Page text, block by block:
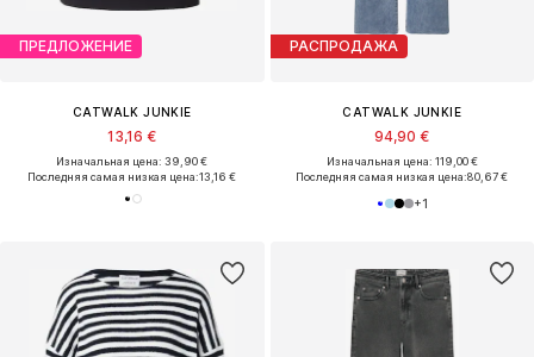
ПРЕДЛОЖЕНИЕ
CATWALK JUNKIE
13,16 €
Изначальная цена: 39,90 €
Последняя самая низкая цена:13,16 €
РАСПРОДАЖА
CATWALK JUNKIE
94,90 €
Изначальная цена: 119,00 €
Последняя самая низкая цена:80,67 €
+1